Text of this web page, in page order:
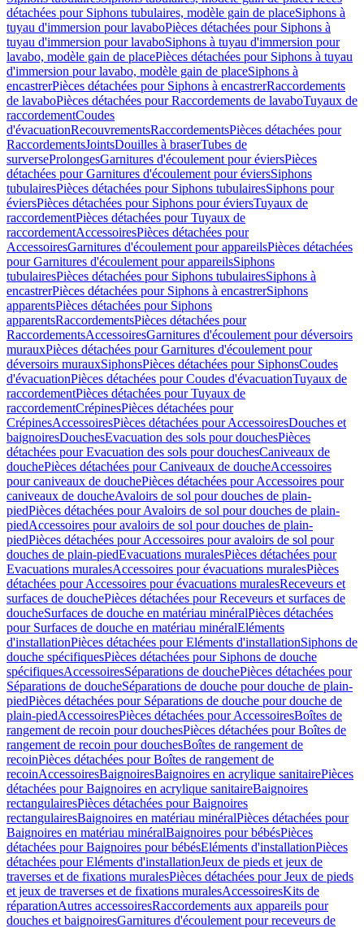
détachées pour Siphons tubulaires, modèle gain de placeSiphons à
tuyau d'immersion pour lavaboPièces détachées pour Siphons à
tuyau d'immersion pour lavaboSiphons à tuyau d'immersion pour
lavabo, modèle gain de placePièces détachées pour Siphons à tuyau
d'immersion pour lavabo, modèle gain de placeSiphons à
encastrerPièces détachées pour Siphons à encastrerRaccordements
de lavaboPièces détachées pour Raccordements de lavaboTuyaux de
raccordementCoudes
d'évacuationRecouvrementsRaccordementsPièces détachées pour
RaccordementsJointsDouilles à braserTubes de
surverseProlongesGarnitures d'écoulement pour éviersPièces
détachées pour Garnitures d'écoulement pour éviersSiphons
tubulairesPièces détachées pour Siphons tubulairesSiphons pour
éviersPièces détachées pour Siphons pour éviersTuyaux de
raccordementPièces détachées pour Tuyaux de
raccordementAccessoiresPièces détachées pour
AccessoiresGarnitures d'écoulement pour appareilsPièces détachées
pour Garnitures d'écoulement pour appareilsSiphons
tubulairesPièces détachées pour Siphons tubulairesSiphons à
encastrerPièces détachées pour Siphons à encastrerSiphons
apparentsPièces détachées pour Siphons
apparentsRaccordementsPièces détachées pour
RaccordementsAccessoiresGarnitures d'écoulement pour déversoirs
murauxPièces détachées pour Garnitures d'écoulement pour
déversoirs murauxSiphonsPièces détachées pour SiphonsCoudes
d'évacuationPièces détachées pour Coudes d'évacuationTuyaux de
raccordementPièces détachées pour Tuyaux de
raccordementCrépinesPièces détachées pour
CrépinesAccessoiresPièces détachées pour AccessoiresDouches et
baignoiresDouchesEvacuation des sols pour douchesPièces
détachées pour Evacuation des sols pour douchesCaniveaux de
douchePièces détachées pour Caniveaux de doucheAccessoires
pour caniveaux de douchePièces détachées pour Accessoires pour
caniveaux de doucheAvaloirs de sol pour douches de plain-
piedPièces détachées pour Avaloirs de sol pour douches de plain-
piedAccessoires pour avaloirs de sol pour douches de plain-
piedPièces détachées pour Accessoires pour avaloirs de sol pour
douches de plain-piedEvacuations muralesPièces détachées pour
Evacuations muralesAccessoires pour évacuations muralesPièces
détachées pour Accessoires pour évacuations muralesReceveurs et
surfaces de douchePièces détachées pour Receveurs et surfaces de
doucheSurfaces de douche en matériau minéralPièces détachées
pour Surfaces de douche en matériau minéralEléments
d'installationPièces détachées pour Eléments d'installationSiphons de
douche spécifiquesPièces détachées pour Siphons de douche
spécifiquesAccessoiresSéparations de douchePièces détachées pour
Séparations de doucheSéparations de douche pour douche de plain-
piedPièces détachées pour Séparations de douche pour douche de
plain-piedAccessoiresPièces détachées pour AccessoiresBoîtes de
rangement de recoin pour douchesPièces détachées pour Boîtes de
rangement de recoin pour douchesBoîtes de rangement de
recoinPièces détachées pour Boîtes de rangement de
recoinAccessoiresBaignoiresBaignoires en acrylique sanitairePièces
détachées pour Baignoires en acrylique sanitaireBaignoires
rectangulairesPièces détachées pour Baignoires
rectangulairesBaignoires en matériau minéralPièces détachées pour
Baignoires en matériau minéralBaignoires pour bébésPièces
détachées pour Baignoires pour bébésEléments d'installationPièces
détachées pour Eléments d'installationJeux de pieds et jeux de
traverses et de fixations muralesPièces détachées pour Jeux de pieds
et jeux de traverses et de fixations muralesAccessoiresKits de
réparationAutres accessoiresRaccordements aux appareils pour
douches et baignoiresGarnitures d'écoulement pour receveurs de